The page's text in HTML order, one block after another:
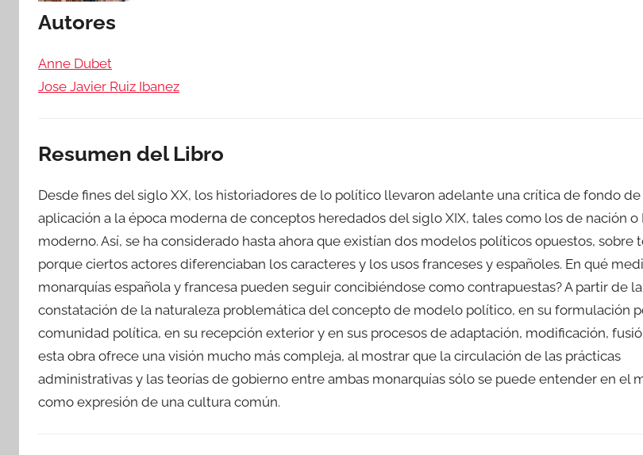
Autores
Anne Dubet
Jose Javier Ruiz Ibanez
Resumen del Libro
Desde fines del siglo XX, los historiadores de lo político llevaron adelante una crítica de fondo de
aplicación a la época moderna de conceptos heredados del siglo XIX, tales como los de nación o
moderno. Así, se ha considerado hasta ahora que existían dos modelos políticos opuestos, sobre
porque ciertos actores diferenciaban los caracteres y los usos franceses y españoles. En qué
monarquías española y francesa pueden seguir concibiéndose como contrapuestas? A partir de la
constatación de la naturaleza problemática del concepto de modelo político, en su formulación
comunidad política, en su recepción exterior y en sus procesos de adaptación, modificación,
esta obra ofrece una visión mucho más compleja, al mostrar que la circulación de las prácticas
administrativas y las teorías de gobierno entre ambas monarquías sólo se puede entender en el
como expresión de una cultura común.